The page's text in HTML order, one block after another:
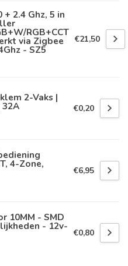
2.4 Ghz, 5 in
RGB+CCT
via Zigbee
- SZ5
€21,50
2-Vaks |
32A €0,20
4-Zone,
€6,95
10MM - SMD
- 12v-
€0,80